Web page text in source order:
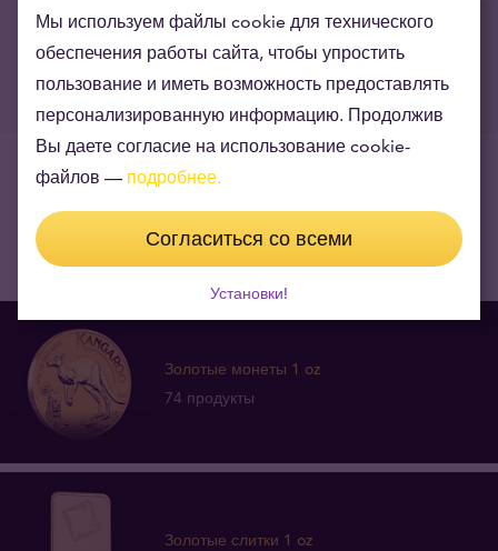
номинальной ценностью в евро, что бывает
важным критерием в выборе золотых монет.
Подобные товары
Золотые монеты 1 oz
74 продукты
Золотые слитки 1 oz
Мы используем файлы cookie для технического
обеспечения работы сайта, чтобы упростить
пользование и иметь возможность предоставлять
персонализированную информацию. Продолжив
Вы даете согласие на использование cookie-
файлов — подробнее.
Согласиться со всеми
Установки!